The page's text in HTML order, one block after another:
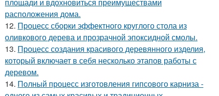
расположения дома.
12. Процесс сборки эффектного круглого стола из
оливкового дерева и прозрачной эпоксидной смолы.
13. Процесс создания красивого деревянного изделия,
который включает в себя несколько этапов работы с
деревом.
14. Полный процесс изготовления гипсового карниза -